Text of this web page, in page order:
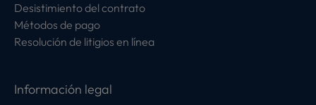
Desistimiento del contrato
Métodos de pago
Resolución de litigios en línea
Información legal